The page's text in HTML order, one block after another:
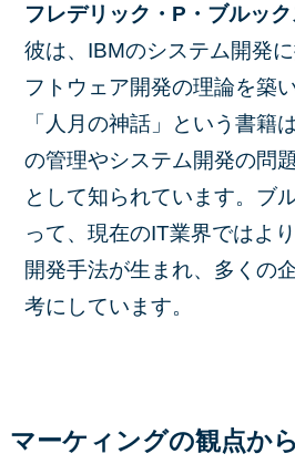
フレデリック・P・ブルック
彼は、IBMのシステム開発
フトウェア開発の理論を築
「人月の神話」という書籍
の管理やシステム開発の問
として知られています。ブ
って、現在のIT業界ではよ
開発手法が生まれ、多くの
考にしています。
マーケィングの観点か